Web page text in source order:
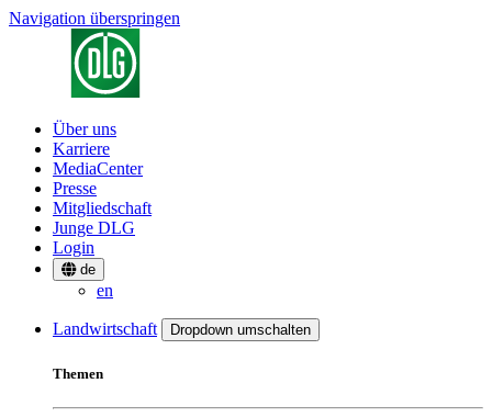
Navigation überspringen
Über uns
Karriere
MediaCenter
Presse
Mitgliedschaft
Junge DLG
Login
de
en
Landwirtschaft Dropdown umschalten
Themen